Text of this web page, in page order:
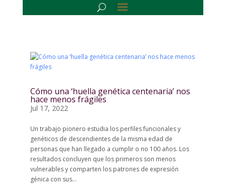
Cómo una ‘huella genética centenaria’ nos
hace menos frágiles
Jul 17, 2022
Un trabajo pionero estudia los perfiles funcionales y
genéticos de descendientes de la misma edad de
personas que han llegado a cumplir o no 100 años. Los
resultados concluyen que los primeros son menos
vulnerables y comparten los patrones de expresión
génica con sus...